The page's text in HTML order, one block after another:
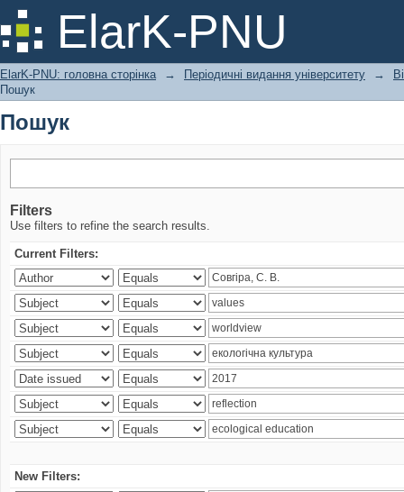
ElarK-PNU
Пошук
ElarK-PNU: головна сторінка → Періодичні видання університету →
Пошук
Пошук
Filters
Use filters to refine the search results.
Current Filters:
New Filters: